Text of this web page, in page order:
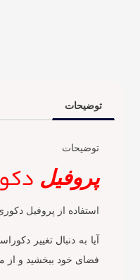
توضیحات
توضیحات
پروفیل
استفاده از پروفیل
آیا به دنبال تغییر
فضای خود ببخشید و از